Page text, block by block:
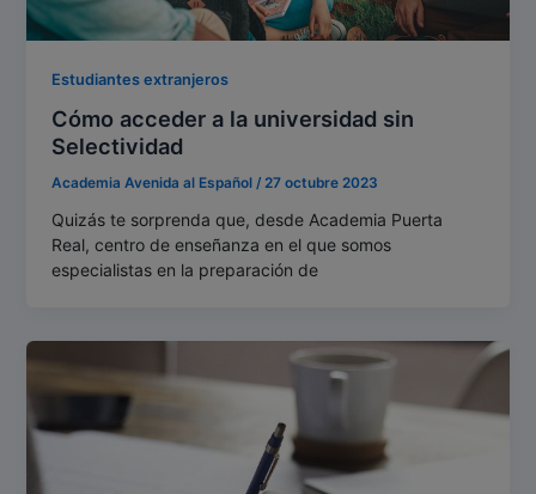
Estudiantes extranjeros
Cómo acceder a la universidad sin
Selectividad
Academia Avenida al Español / 27 octubre 2023
Quizás te sorprenda que, desde Academia Puerta
Real, centro de enseñanza en el que somos
especialistas en la preparación de